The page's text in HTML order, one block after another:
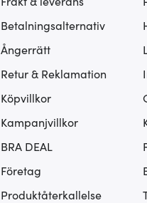
Betalningsalternativ
Ångerrätt
Retur & Reklamation
Köpvillkor
Kampanjvillkor
BRA DEAL
Företag
Produktåterkallelse